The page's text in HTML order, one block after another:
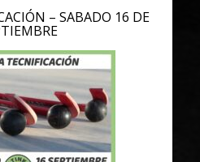
– SABADO 16 DE